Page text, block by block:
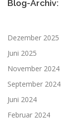
Blog-Archiv:
Dezember 2025
Juni 2025
November 2024
September 2024
Juni 2024
Februar 2024